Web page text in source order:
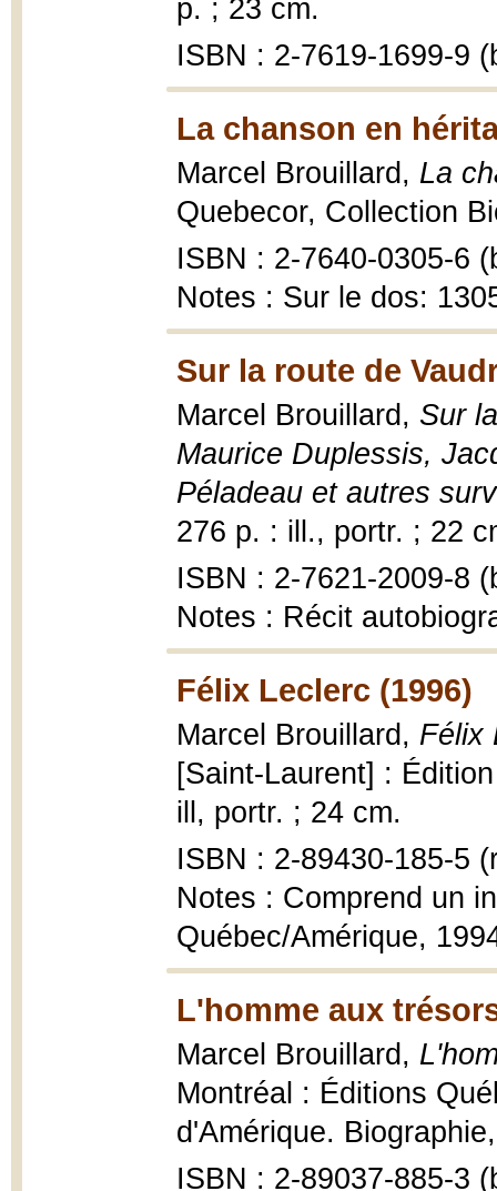
p. ; 23 cm.
ISBN : 2-7619-1699-9
La chanson en
Marcel Brouillard, La
Quebecor, Collection
ISBN : 2-7640-0305-6
Notes : Sur le dos:
Sur la route de
Marcel Brouillard, Sur
Maurice Duplessis,
Péladeau et autres
276 p. : ill., portr. ; 22
ISBN : 2-7621-2009-8
Notes : Récit
Félix Leclerc (1996)
Marcel Brouillard, Félix
[Saint-Laurent] :
ill, portr. ; 24 cm.
ISBN : 2-89430-185-5
Notes : Comprend un
Québec/Amérique,
L'homme aux
Marcel Brouillard,
Montréal : Éditions
d'Amérique.
ISBN : 2-89037-885-3